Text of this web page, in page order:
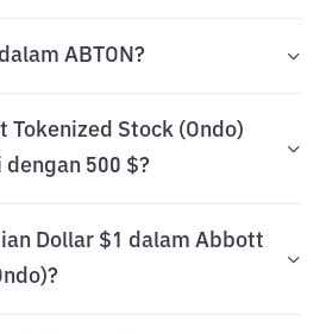
ABTON?
Tokenized Stock (Ondo)
500 $?
Dollar $1 dalam Abbott